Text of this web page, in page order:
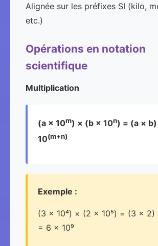
Alignée sur les préfixes SI (kilo,
etc.)
Opérations en notation
scientifique
Multiplication
(a × 10m) × (b × 10n) = (a ×
10(m+n)
Exemple :
(3 × 10⁴) × (2 × 10⁵) = (3 × 2) ×
= 6 × 10⁹